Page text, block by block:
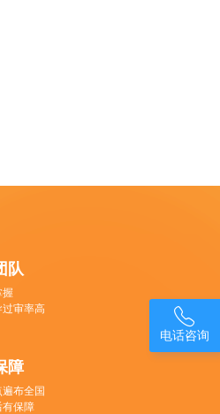
队
握
过审率高
障
布全国
有保障

电话咨询